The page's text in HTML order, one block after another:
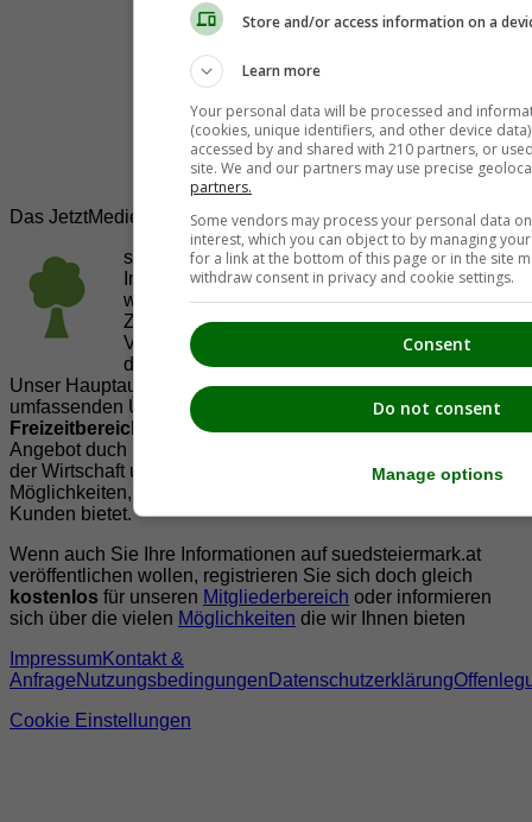
Das JetztMedien.com Medien Netzwerk
suedsteiermark.at ist eine von vielen
Internetadressen derJetztMedien.com Medien,
welche es sich zur Aufgabe gemacht hat, in
Zusammenarbeit mit regionalen Firmen,
Vereinen und Institutionen die
Vielfälltigkeit
der Region Südsteiermark zu präsentieren.
Unser Hauptaugenmerk liegt dabei, der Bevölkerung einen
umfassenden Überblick der Möglichkeiten im
Freizeitbereich
zu vermittelt. Abgerundet wird dieses
Angebot duch Informationen zur regionalen
der Wirtschaft und der Präsentation der zahlreichen
Möglichkeiten, welche die
Kunden bietet.
Wenn auch Sie Ihre Informationen auf suedsteiermark.at
veröffentlichen wollen, registrieren Sie sich doch gleich
kostenlos für unseren Mitgliederbereich oder informieren
sich über die vielen Möglichkeiten die wir Ihnen bieten
ImpressumKontakt &
AnfrageNutzungsbedingungen Datenschutzerklärung
Cookie Einstellungen
Store and/or access information on a
Learn more
Your personal data will be processed and
(cookies, unique identifiers, and other device
accessed by and shared with 210 partners, or
site. We and our partners may use precise
partners.
Some vendors may process your personal data
interest, which you can object to by managing
for a link at the bottom of this page or in the site
withdraw consent in privacy and cookie settings.
Consent
Do not consent
Manage options